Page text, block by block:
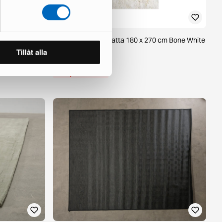
Tillåt alla
170 x 300
Layered Shaggy matta 180 x 270 cm Bone White